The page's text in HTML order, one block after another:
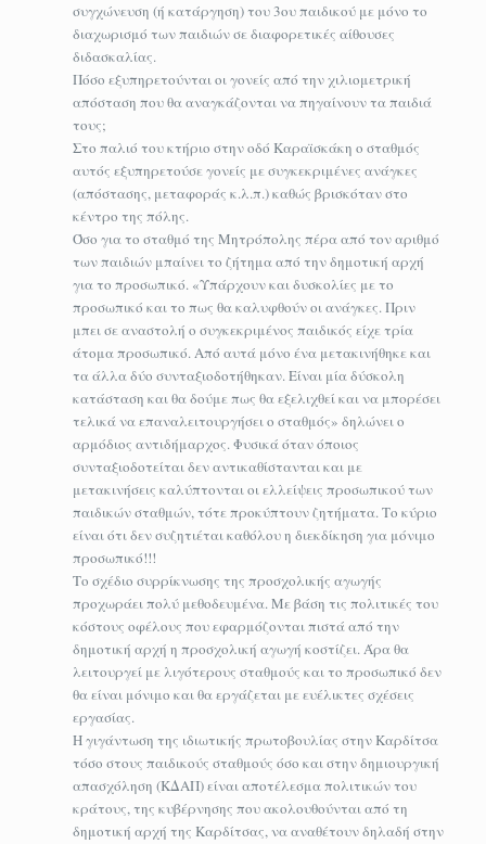
συγχώνευση (ή κατάργηση) του 3ου παιδικού με μόνο το
διαχωρισμό των παιδιών σε διαφορετικές αίθουσες
διδασκαλίας.
Πόσο εξυπηρετούνται οι γονείς από την χιλιομετρική
απόσταση που θα αναγκάζονται να πηγαίνουν τα παιδιά
τους;
Στο παλιό του κτήριο στην οδό Καραϊσκάκη ο σταθμός
αυτός εξυπηρετούσε γονείς με συγκεκριμένες ανάγκες
(απόστασης, μεταφοράς κ.λ.π.) καθώς βρισκόταν στο
κέντρο της πόλης.
Όσο για το σταθμό της Μητρόπολης πέρα από τον αριθμό
των παιδιών μπαίνει το ζήτημα από την δημοτική αρχή
για το προσωπικό. «Υπάρχουν και δυσκολίες με το
προσωπικό και το πως θα καλυφθούν οι ανάγκες. Πριν
μπει σε αναστολή ο συγκεκριμένος παιδικός είχε τρία
άτομα προσωπικό. Από αυτά μόνο ένα μετακινήθηκε και
τα άλλα δύο συνταξιοδοτήθηκαν. Είναι μία δύσκολη
κατάσταση και θα δούμε πως θα εξελιχθεί και να μπορέσει
τελικά να επαναλειτουργήσει ο σταθμός» δηλώνει ο
αρμόδιος αντιδήμαρχος. Φυσικά όταν όποιος
συνταξιοδοτείται δεν αντικαθίστανται και με
μετακινήσεις καλύπτονται οι ελλείψεις προσωπικού των
παιδικών σταθμών, τότε προκύπτουν ζητήματα. Το κύριο
είναι ότι δεν συζητιέται καθόλου η διεκδίκηση για μόνιμο
προσωπικό!!!
Το σχέδιο συρρίκνωσης της προσχολικής αγωγής
προχωράει πολύ μεθοδευμένα. Με βάση τις πολιτικές του
κόστους οφέλους που εφαρμόζονται πιστά από την
δημοτική αρχή η προσχολική αγωγή κοστίζει. Άρα θα
λειτουργεί με λιγότερους σταθμούς και το προσωπικό δεν
θα είναι μόνιμο και θα εργάζεται με ευέλικτες σχέσεις
εργασίας.
Η γιγάντωση της ιδιωτικής πρωτοβουλίας στην Καρδίτσα
τόσο στους παιδικούς σταθμούς όσο και στην δημιουργική
απασχόληση (ΚΔΑΠ) είναι αποτέλεσμα πολιτικών του
κράτους, της κυβέρνησης που ακολουθούνται από τη
δημοτική αρχή της Καρδίτσας, να αναθέτουν δηλαδή στην